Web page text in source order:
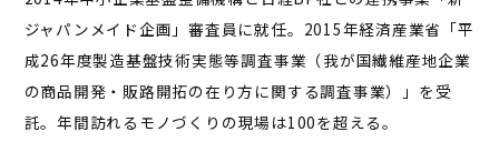
ジャパンメイド企画」審査員に就任。2015年経済産業省「平
成26年度製造基盤技術実態等調査事業（我が国繊維産地企業
の商品開発・販路開拓の在り方に関する調査事業）」を受
託。年間訪れるモノづくりの現場は100を超える。